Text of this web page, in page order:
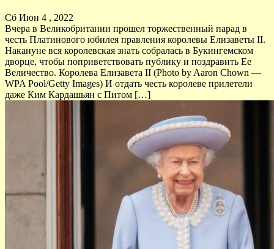
Сб Июн 4 , 2022
Вчера в Великобритании прошел торжественный парад в
честь Платинового юбилея правления королевы Елизаветы II.
Накануне вся королевская знать собралась в Букингемском
дворце, чтобы поприветствовать публику и поздравить Ее
Величество. Королева Елизавета II (Photo by Aaron Chown —
WPA Pool/Getty Images) И отдать честь королеве прилетели
даже Ким Кардашьян с Питом […]